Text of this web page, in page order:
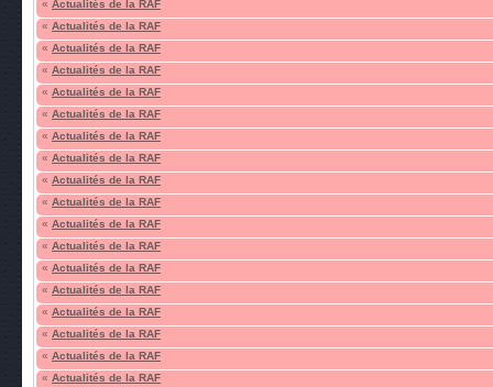
« Actualités de la RAF
« Actualités de la RAF
« Actualités de la RAF
« Actualités de la RAF
« Actualités de la RAF
« Actualités de la RAF
« Actualités de la RAF
« Actualités de la RAF
« Actualités de la RAF
« Actualités de la RAF
« Actualités de la RAF
« Actualités de la RAF
« Actualités de la RAF
« Actualités de la RAF
« Actualités de la RAF
« Actualités de la RAF
« Actualités de la RAF
« Actualités de la RAF